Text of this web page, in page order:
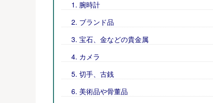
腕時計
ブランド品
宝石、金などの貴金属
カメラ
切手、古銭
美術品や骨董品